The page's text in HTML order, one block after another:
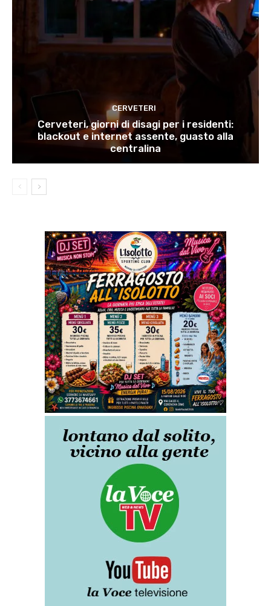
CERVETERI
Cerveteri, giorni di disagi per i residenti:
blackout e internet assente, guasto alla
centralina